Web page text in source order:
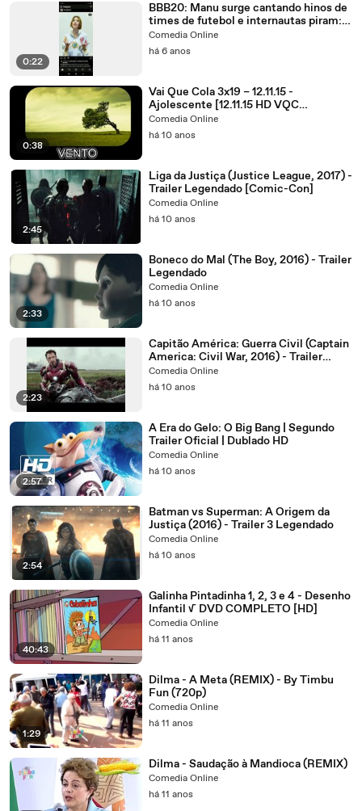
0:22
BBB20: Manu surge cantando hinos de
times de futebol e internautas piram:
“Vidente”
Comedia Online
há 6 anos
0:38
Vai Que Cola 3x19 – 12.11.15 -
Ajolescente [12.11.15 HD VQC
TERCEIRA TEMPORADA 3]
Comedia Online
há 10 anos
2:45
Liga da Justiça (Justice League, 2017) -
Trailer Legendado [Comic-Con]
Comedia Online
há 10 anos
2:33
Boneco do Mal (The Boy, 2016) - Trailer
Legendado
Comedia Online
há 10 anos
2:23
Capitão América: Guerra Civil (Captain
America: Civil War, 2016) - Trailer
Legendado
Comedia Online
há 10 anos
2:57
A Era do Gelo: O Big Bang | Segundo
Trailer Oficial | Dublado HD
Comedia Online
há 10 anos
2:54
Batman vs Superman: A Origem da
Justiça (2016) - Trailer 3 Legendado
Comedia Online
há 10 anos
40:43
Galinha Pintadinha 1, 2, 3 e 4 - Desenho
Infantil √ DVD COMPLETO [HD]
Comedia Online
há 11 anos
1:29
Dilma - A Meta (REMIX) - By Timbu
Fun (720p)
Comedia Online
há 11 anos
Dilma - Saudação à Mandioca (REMIX)
Comedia Online
há 11 anos